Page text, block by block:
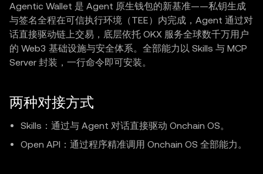
Agentic Wallet 是 Agent 原生钱包的新基准——私钥生成
与签名全程在可信执行环境（TEE）内完成，Agent 通过对
话直接驱动链上交易，底层依托 OKX 服务全球数千万用户
的 Web3 基础设施与安全体系。全部能力以 Skills 与 MCP
Server 封装，一行命令即可安装。
两种对接方式
Skills：通过与 Agent 对话直接驱动 Onchain OS。
Open API：通过程序精准调用 Onchain OS 全部能力。